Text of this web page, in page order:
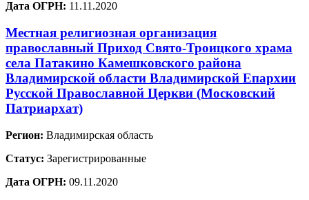
Дата ОГРН: 11.11.2020
Местная религиозная организация
православный Приход Свято-Троицкого храма
села Патакино Камешковского района
Владимирской области Владимирской Епархии
Русской Православной Церкви (Московский
Патриархат)
Регион: Владимирская область
Статус: Зарегистрированные
Дата ОГРН: 09.11.2020